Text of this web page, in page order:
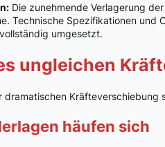
Die zunehmende Verlagerung
Technische Spezifikationen und
umgesetzt.
ungleichen
dramatischen Kräfteverschiebung
häufen sich